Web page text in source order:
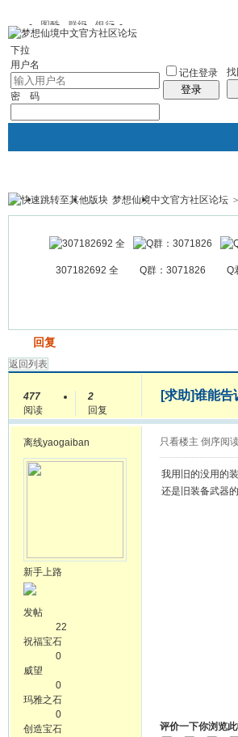
图酷 群组 银行
下拉
用户名
密 码
记住登录
登录
银行 群组聚合 我的空间
梦想仙境中文官方社区论坛 >
307182692 全 Q群：3071826 Q
回复
返回列表
477
阅读
2
回复
[求助]谁能
离线yaogaiban
新手上路
发帖
22
祝福宝石
0
威望
0
玛雅之石
0
创造宝石
只看楼主 倒序阅
我用旧的没用的
还是旧装备武器
评价一下你浏览